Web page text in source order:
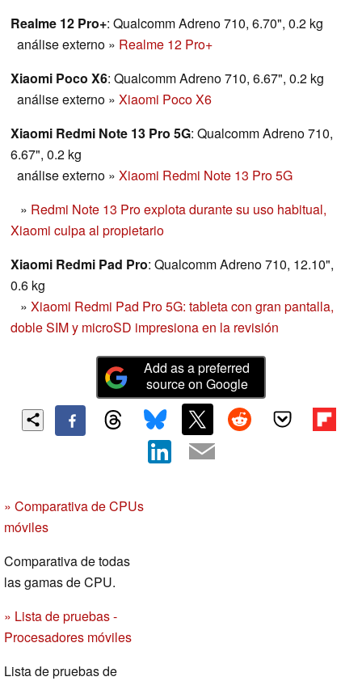
Realme 12 Pro+: Qualcomm Adreno 710, 6.70", 0.2 kg
análise externo » Realme 12 Pro+
Xiaomi Poco X6: Qualcomm Adreno 710, 6.67", 0.2 kg
análise externo » Xiaomi Poco X6
Xiaomi Redmi Note 13 Pro 5G: Qualcomm Adreno 710,
6.67", 0.2 kg
análise externo » Xiaomi Redmi Note 13 Pro 5G
» Redmi Note 13 Pro explota durante su uso habitual,
Xiaomi culpa al propietario
Xiaomi Redmi Pad Pro: Qualcomm Adreno 710, 12.10",
0.6 kg
» Xiaomi Redmi Pad Pro 5G: tableta con gran pantalla,
doble SIM y microSD impresiona en la revisión
Add as a preferred
source on Google
» Comparativa de CPUs
móviles
Comparativa de todas
las gamas de CPU.
» Lista de pruebas -
Procesadores móviles
Lista de pruebas de